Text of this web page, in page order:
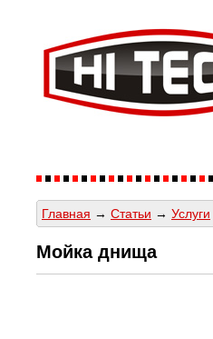
Главная → Статьи → Услуги
Мойка днища